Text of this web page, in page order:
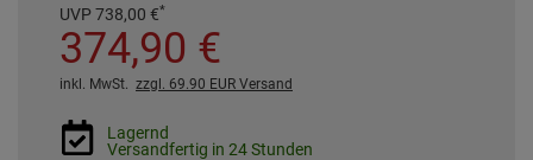
UVP 738,00 €*
374,90 €
inkl. MwSt. zzgl. 69.90 EUR Versand
Lagernd
Versandfertig in 24 Stunden